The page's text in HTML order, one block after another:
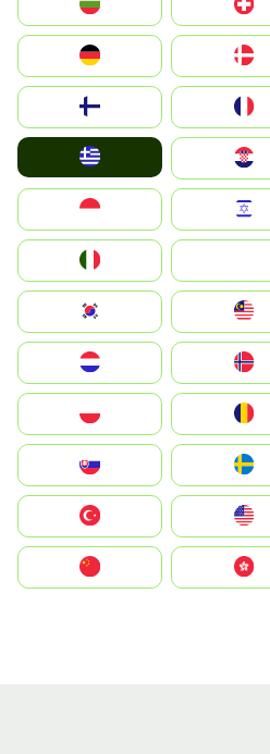
Switzerland
Deutschland
United Kingdom
Magyarország
South Korea
United States
中國香港特別行政區